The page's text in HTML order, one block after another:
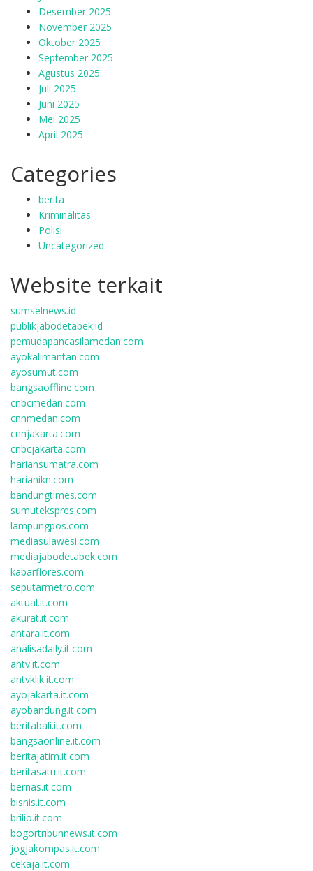
Desember 2025
November 2025
Oktober 2025
September 2025
Agustus 2025
Juli 2025
Juni 2025
Mei 2025
April 2025
Categories
berita
Kriminalitas
Polisi
Uncategorized
Website terkait
sumselnews.id
publikjabodetabek.id
pemudapancasilamedan.com
ayokalimantan.com
ayosumut.com
bangsaoffline.com
cnbcmedan.com
cnnmedan.com
cnnjakarta.com
cnbcjakarta.com
hariansumatra.com
harianikn.com
bandungtimes.com
sumutekspres.com
lampungpos.com
mediasulawesi.com
mediajabodetabek.com
kabarflores.com
seputarmetro.com
aktual.it.com
akurat.it.com
antara.it.com
analisadaily.it.com
antv.it.com
antvklik.it.com
ayojakarta.it.com
ayobandung.it.com
beritabali.it.com
bangsaonline.it.com
beritajatim.it.com
beritasatu.it.com
bernas.it.com
bisnis.it.com
brilio.it.com
bogortribunnews.it.com
jogjakompas.it.com
cekaja.it.com